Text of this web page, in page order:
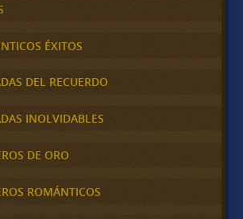
ÉXITOS
DEL RECUERDO
INOLVIDABLES
DE ORO
ROMÁNTICOS